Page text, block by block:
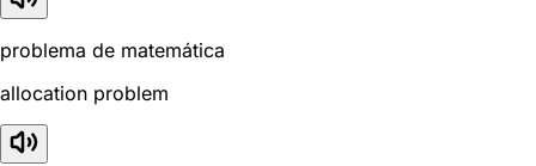
problema de matemática
allocation problem